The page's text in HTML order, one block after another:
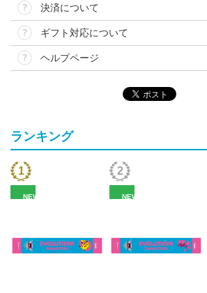
決済について
ギフト対応について
ヘルプページ
ランキング
NEW NEW